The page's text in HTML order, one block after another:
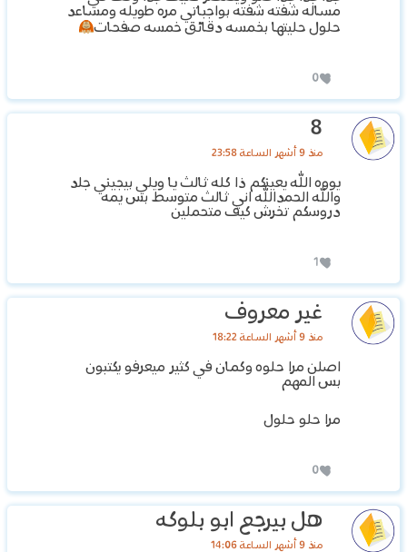
مساله شفته شفته بواجباتي مره طويله ومساعد
حلول حليتها بخمسه دقائق خمسه صفحات
0
8
منذ 9 أشهر الساعة 23:58
يووه الله يعينكم ذا كله ثالث يا ويلي بيجيني جلد
والله الحمدالله اني ثالث متوسط بس يمه
دروسكم تخرش كيف متحملين
1
غير معروف
منذ 9 أشهر الساعة 18:22
اصلن مرا حلوه وكمان في كثير ميعرفو يكتبون
بس المهم
مرا حلو حلول
0
هل بيرجع ابو بلوكه
منذ 9 أشهر الساعة 14:06